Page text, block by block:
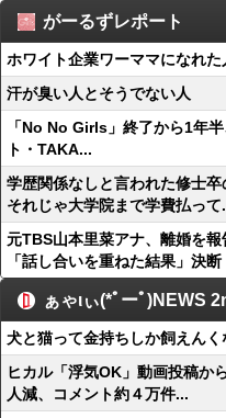
がーるずレポート
ホワイト企業ワーママになれた
汗が臭い人とそうでない人
「No No Girls」終了から1年
ト・TAKA...
学歴関係なしと言われた修士卒
それじゃ大学院まで学費払って
元TBS山本里菜アナ、離婚を
「話し合いを重ねた結果」決断
ぁゃιぃ(*ﾟーﾟ)NEWS
犬と猫って金持ちしか飼えんく
ヒカル「浮気OK」動画投稿か
人減、コメント約４万件...